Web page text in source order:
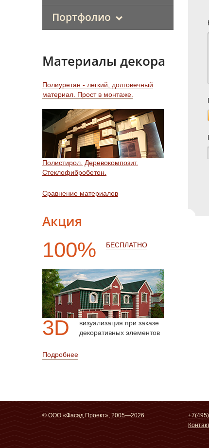
Портфолио
Материалы декора
Полиуретан - легкий, долговечный
материал. Прост в монтаже.
Полистирол. Деревокомпозит.
Стеклофибробетон.
Сравнение материалов
Акция
100% БЕСПЛАТНО
3D
визуализация при заказе
декоративных элементов
Подробнее
© ООО «Фасад Проект», 2005—2026